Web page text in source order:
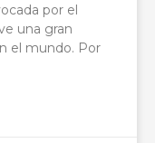
por el
una gran
el mundo. Por